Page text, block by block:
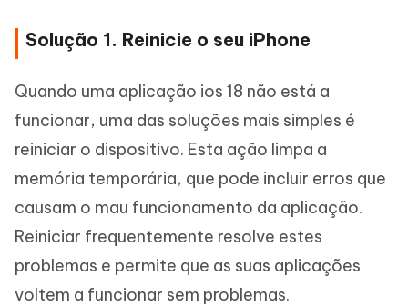
Solução 1. Reinicie o seu iPhone
Quando uma aplicação ios 18 não está a
funcionar, uma das soluções mais simples é
reiniciar o dispositivo. Esta ação limpa a
memória temporária, que pode incluir erros que
causam o mau funcionamento da aplicação.
Reiniciar frequentemente resolve estes
problemas e permite que as suas aplicações
voltem a funcionar sem problemas.